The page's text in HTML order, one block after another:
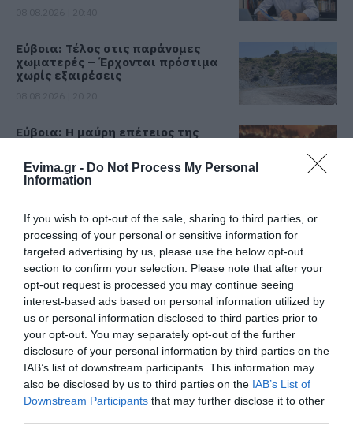
Evima.gr - Do Not Process My Personal
Information
If you wish to opt-out of the sale, sharing to third parties, or
processing of your personal or sensitive information for
targeted advertising by us, please use the below opt-out
section to confirm your selection. Please note that after your
opt-out request is processed you may continue seeing
interest-based ads based on personal information utilized by
us or personal information disclosed to third parties prior to
your opt-out. You may separately opt-out of the further
disclosure of your personal information by third parties on the
IAB’s list of downstream participants. This information may
also be disclosed by us to third parties on the IAB’s List of
Downstream Participants that may further disclose it to other
Εύβοια: Τέλος στις παράνομες
χωματερές – Έρχονται πρόστιμα
χωρίς εξαιρέσεις
Εύβοια: Η μαύρη επέτειος της
08.08.2026 | 20:00
Εύβοια: Πότε θα γίνει ο
καθιερωμένος έρανος για το
«Στιφάδο της Παναγίας»
08.08.2026 | 19:40
Ο Αλέξης Τσίπρας παρουσιάζει το
οικονομικό πρόγραμμα της ΕΛ.Α.Σ.
στη Θεσσαλονίκη
08.08.2026 | 19:20
Κάνεις δεν ξεχνά τι έζησε η
Εύβοια πριν πέντε χρόνια
Όλες οι τελευταίες ειδήσεις
ΠΕΡΙΣΣΟΤΕΡΑ ΑΠΟ ΟΙΚΟΝΟΜΙΑ